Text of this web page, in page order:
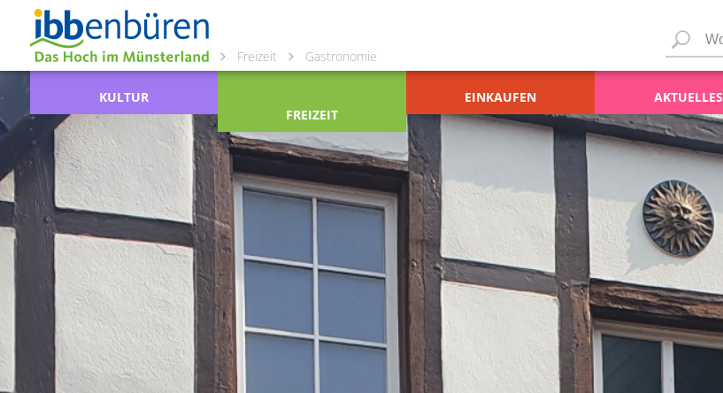
Freizeit Gastronomie
KULTUR
FREIZEIT
EINKAUFEN AKTUELLES